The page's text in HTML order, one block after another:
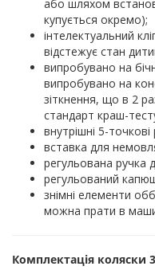
або шляхом
купується окремо);
інтелектуальний
відстежує стан
випробувано на
випробувано на
зіткнення, що в 2
стандарт краш-
внутрішні 5-
вставка для
регульована ручка
регульований
знімні елементи
можна прати в
Комплектація коляски